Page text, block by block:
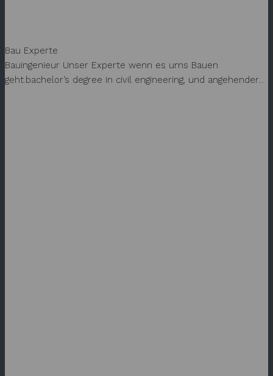
Bau Experte
Bauingenieur Unser Experte wenn es ums Bauen
geht.bachelor’s degree in civil engineering, und angehender...